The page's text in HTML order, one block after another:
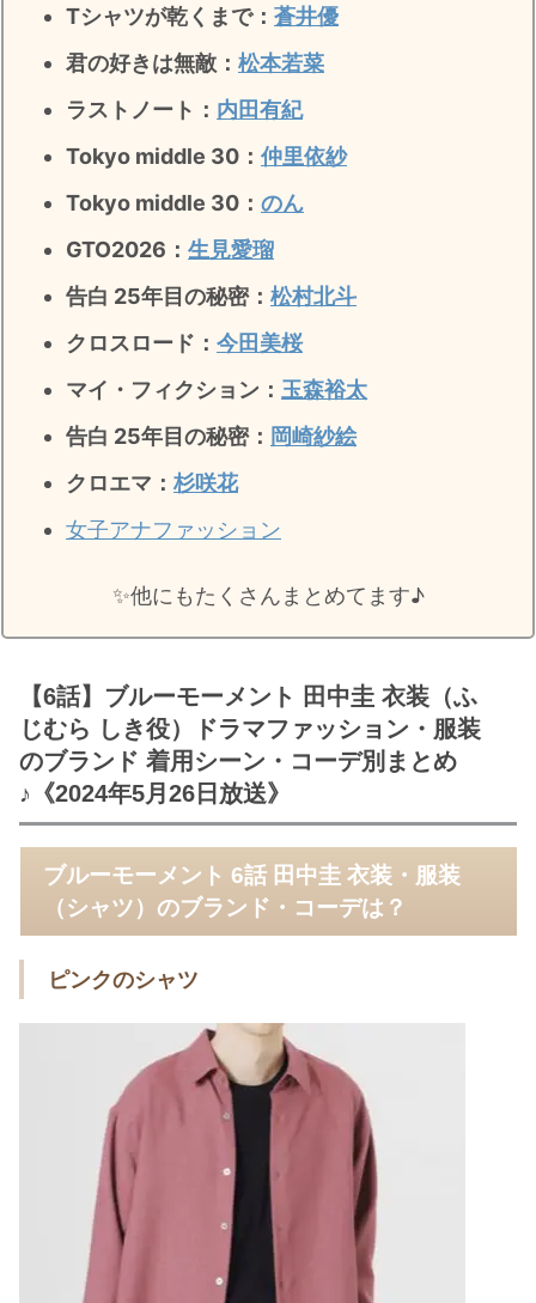
Tシャツが乾くまで： 蒼井優
君の好きは無敵 ： 松本若菜
ラストノート ： 内田有紀
Tokyo middle 30： 仲里依紗
Tokyo middle 30： のん
GTO2026： 生見愛瑠
告白 25年目の秘密： 松村北斗
クロスロード： 今田美桜
マイ・フィクション： 玉森裕太
告白 25年目の秘密： 岡崎紗絵
クロエマ： 杉咲花
女子アナファッション
✨️他にもたくさんまとめてます♪
【6話】ブルーモーメント 田中圭 衣装（ふ
じむら しき役）ドラマファッション・服装
のブランド 着用シーン・コーデ別まとめ
♪《2024年5月26日放送》
ブルーモーメント 6話 田中圭 衣装・服装
（シャツ）のブランド・コーデは？
ピンクのシャツ